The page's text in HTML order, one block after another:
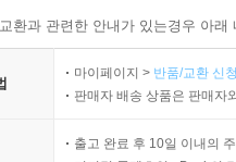
환과 관련한 안내가 있는경우 아
마이페이지 > 반품/교환 신
판매자 배송 상품은 판매자
출고 완료 후 10일 이내의